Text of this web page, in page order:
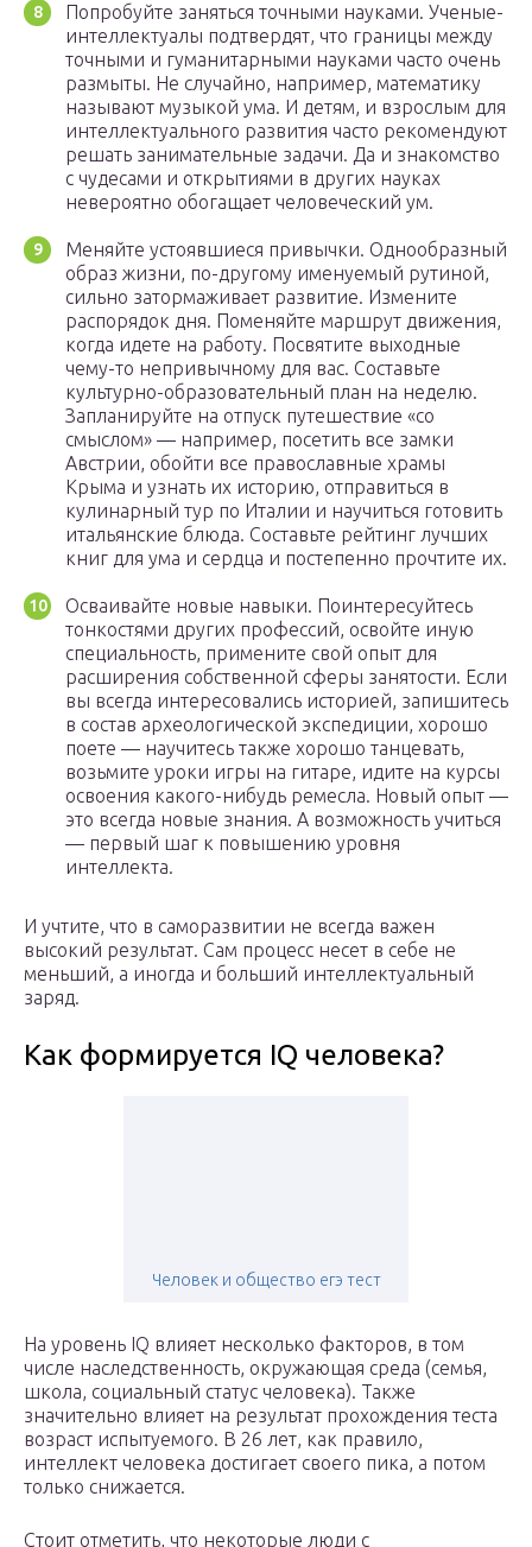
Попробуйте заняться точными науками. Ученые-
интеллектуалы подтвердят, что границы между
точными и гуманитарными науками часто очень
размыты. Не случайно, например, математику
называют музыкой ума. И детям, и взрослым для
интеллектуального развития часто рекомендуют
решать занимательные задачи. Да и знакомство
с чудесами и открытиями в других науках
невероятно обогащает человеческий ум.
Меняйте устоявшиеся привычки. Однообразный
образ жизни, по-другому именуемый рутиной,
сильно затормаживает развитие. Измените
распорядок дня. Поменяйте маршрут движения,
когда идете на работу. Посвятите выходные
чему-то непривычному для вас. Составьте
культурно-образовательный план на неделю.
Запланируйте на отпуск путешествие «со
смыслом» — например, посетить все замки
Австрии, обойти все православные храмы
Крыма и узнать их историю, отправиться в
кулинарный тур по Италии и научиться готовить
итальянские блюда. Составьте рейтинг лучших
книг для ума и сердца и постепенно прочтите их.
Осваивайте новые навыки. Поинтересуйтесь
тонкостями других профессий, освойте иную
специальность, примените свой опыт для
расширения собственной сферы занятости. Если
вы всегда интересовались историей, запишитесь
в состав археологической экспедиции, хорошо
поете — научитесь также хорошо танцевать,
возьмите уроки игры на гитаре, идите на курсы
освоения какого-нибудь ремесла. Новый опыт —
это всегда новые знания. А возможность учиться
— первый шаг к повышению уровня
интеллекта.
И учтите, что в саморазвитии не всегда важен
высокий результат. Сам процесс несет в себе не
меньший, а иногда и больший интеллектуальный
заряд.
Как формируется IQ человека?
Человек и общество егэ тест
На уровень IQ влияет несколько факторов, в том
числе наследственность, окружающая среда (семья,
школа, социальный статус человека). Также
значительно влияет на результат прохождения теста
возраст испытуемого. В 26 лет, как правило,
интеллект человека достигает своего пика, а потом
только снижается.
Стоит отметить, что некоторые люди с